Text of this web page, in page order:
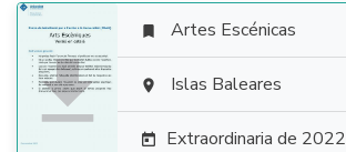

 Artes Escénicas
 Islas Baleares
 Extraordinaria de 2022